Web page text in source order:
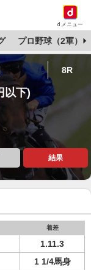
dメニュー
プロ野球（2軍）
8R
以下)
結果
着差
1.11.3
1 1/4馬身